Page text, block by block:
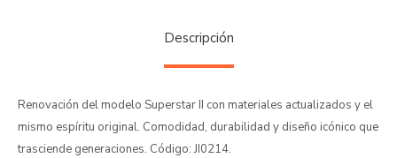
Descripción
Renovación del modelo Superstar II con materiales actualizados y el
mismo espíritu original. Comodidad, durabilidad y diseño icónico que
trasciende generaciones. Código: JI0214.